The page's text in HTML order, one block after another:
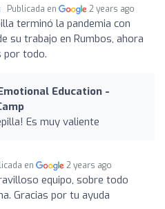
Publicada en 2 years ago
terminó la pandemia con
su trabajo en Rumbos, ahora
por todo.
Education -
Es muy valiente
en 2 years ago
equipo, sobre todo
Gracias por tu ayuda